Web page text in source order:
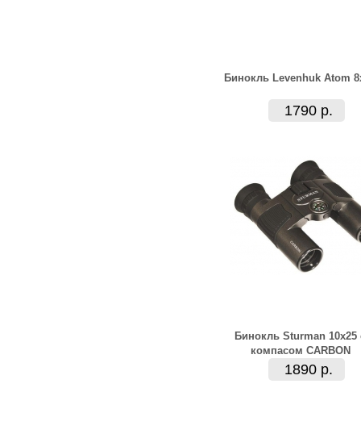
Бинокль Levenhuk Atom
1790 р.
Бинокль Sturman 10х25
компасом CARBON
1890 р.